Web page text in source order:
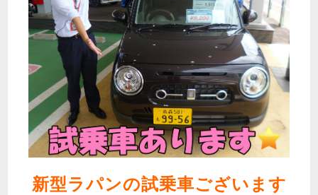
新型ラパンの試乗車ございます